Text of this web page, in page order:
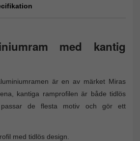
med kantig
är en av märket Miras
kantiga ramprofilen är både tidlös
de flesta motiv och gör ett
med tidlös design.